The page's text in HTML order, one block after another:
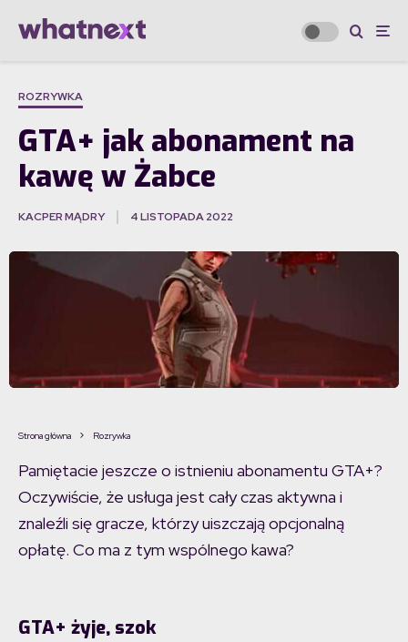
ROZRYWKA
GTA+ jak abonament na
kawę w Żabce
KACPER MĄDRY 4 LISTOPADA 2022
Strona główna Rozrywka
Pamiętacie jeszcze o istnieniu abonamentu GTA+?
Oczywiście, że usługa jest cały czas aktywna i
znaleźli się gracze, którzy uiszczają opcjonalną
opłatę. Co ma z tym wspólnego kawa?
GTA+ żyje, szok